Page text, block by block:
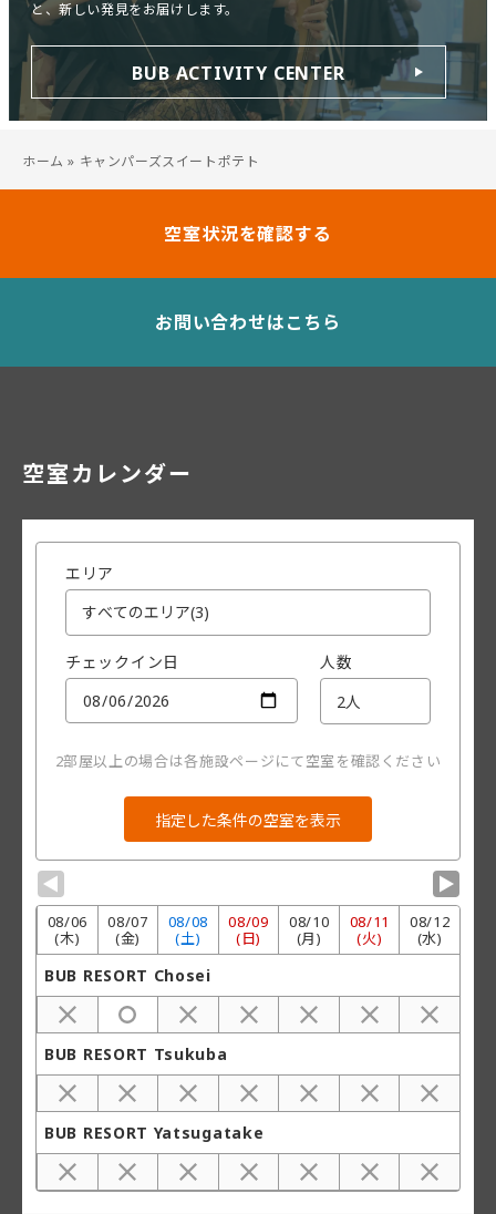
と、新しい発見をお届けします。
BUB ACTIVITY CENTER
ホーム » キャンパーズスイートポテト
空室状況を確認する
お問い合わせはこちら
空室カレンダー
エリア
チェックイン日 人数
2部屋以上の場合は各施設ページにて空室を確認ください
▼ ▼
08/06
(木)
08/07
(金)
08/08
(土)
08/09
(日)
08/10
(月)
08/11
(火)
08/12
(水)
BUB RESORT Chosei
BUB RESORT Tsukuba
BUB RESORT Yatsugatake